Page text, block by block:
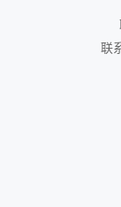
联